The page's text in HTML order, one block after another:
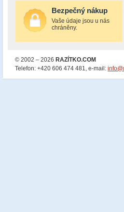
Bezpečný nákup
Vaše údaje jsou u nás
chráněny.
© 2002 – 2026 RAZÍTKO.COM
Telefon: +420 606 474 481, e-mail: